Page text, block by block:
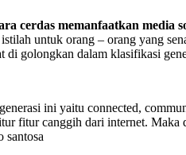
cerdas memanfaatkan media
untuk orang – orang yang
golongkan dalam klasifikasi
ini yaitu connected,
fitur canggih dari internet.
santosa